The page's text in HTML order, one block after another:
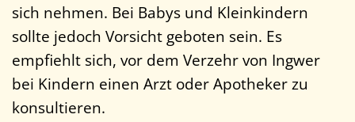
sich nehmen. Bei Babys und Kleinkindern
sollte jedoch Vorsicht geboten sein. Es
empfiehlt sich, vor dem Verzehr von Ingwer
bei Kindern einen Arzt oder Apotheker zu
konsultieren.